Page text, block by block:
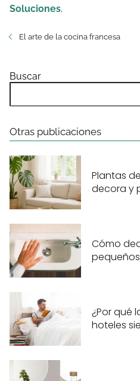
Soluciones.
El arte de la cocina francesa
Buscar
Otras publicaciones
Plantas
decora y
Cómo
pequeños
¿Por qué
hoteles